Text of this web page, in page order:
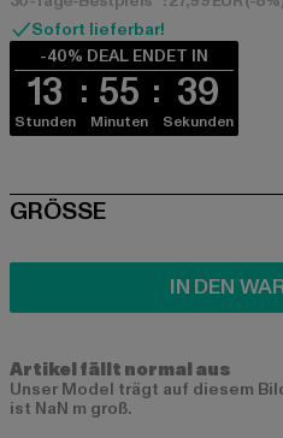
Sofort lieferbar!
-40% DEAL ENDET IN
13
Stunden
55
Minuten
38
Sekunden
SIZE
GRÖSSE
IN DEN
Artikel fällt normal aus
Unser Model trägt auf diesem
ist NaN m groß.